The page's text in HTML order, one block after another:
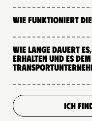
Wie funktioniert die
Wie lange dauert
erhalten und es dem
ICH